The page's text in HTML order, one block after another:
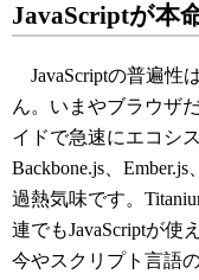
JavaScriptが本
JavaScriptの普遍性
ん。いまやブラウザ
イドで急速にエコシ
Backbone.js、
過熱気味です。
連でもJavaScriptが使
今やスクリプト言語